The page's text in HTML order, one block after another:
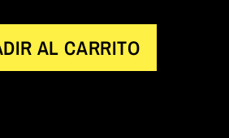
AL CARRITO